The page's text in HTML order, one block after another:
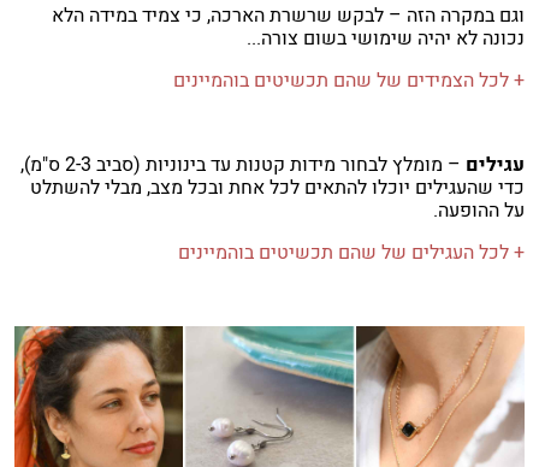
וגם במקרה הזה – לבקש שרשרת הארכה, כי צמיד במידה הלא
נכונה לא יהיה שימושי בשום צורה...
+ לכל הצמידים של שהם תכשיטים בוהמיינים
עגילים – מומלץ לבחור מידות קטנות עד בינוניות (סביב 2-3 ס"מ),
כדי שהעגילים יוכלו להתאים לכל אחת ובכל מצב, מבלי להשתלט
על ההופעה.
+ לכל העגילים של שהם תכשיטים בוהמיינים